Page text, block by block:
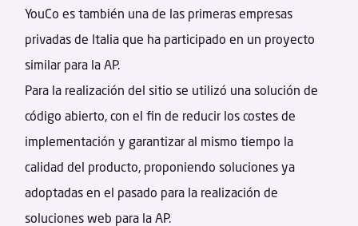
YouCo es también una de las primeras empresas
privadas de Italia que ha participado en un proyecto
similar para la AP.
Para la realización del sitio se utilizó una solución de
código abierto, con el fin de reducir los costes de
implementación y garantizar al mismo tiempo la
calidad del producto, proponiendo soluciones ya
adoptadas en el pasado para la realización de
soluciones web para la AP.